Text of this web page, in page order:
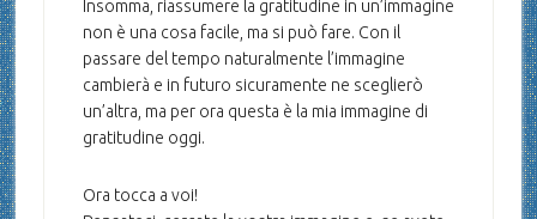
Insomma, riassumere la gratitudine in un’immagine
non è una cosa facile, ma si può fare. Con il
passare del tempo naturalmente l’immagine
cambierà e in futuro sicuramente ne sceglierò
un’altra, ma per ora questa è la mia immagine di
gratitudine oggi.
Ora tocca a voi!